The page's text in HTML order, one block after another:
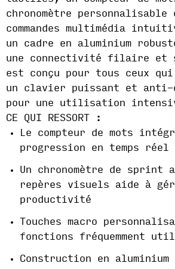
chronomètre personnalisable
commandes multimédia
un cadre en aluminium
une connectivité filaire
est conçu pour tous ceux
un clavier puissant et
pour une utilisation
CE QUI RESSORT :
Le compteur de mots
progression en temps réel
Un chronomètre de sprint
repères visuels aide à
productivité
Touches macro
fonctions fréquemment
Construction en